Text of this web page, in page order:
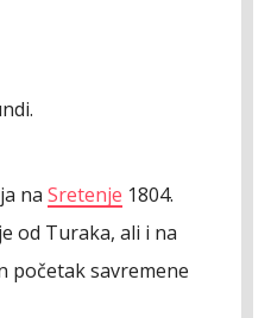
na Sretenje 1804.
od Turaka, ali i na
početak savremene